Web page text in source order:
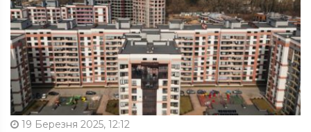
19 Березня 2025, 12:12